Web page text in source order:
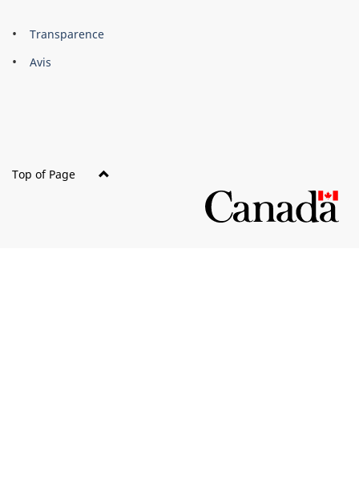
About
this
Brand
Transparence
Avis
Top of Page